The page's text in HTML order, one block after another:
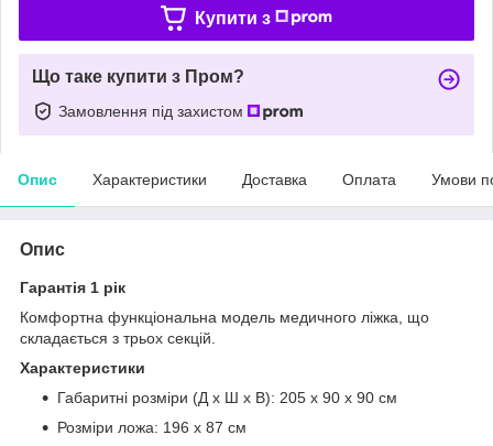
Купити з
Що таке купити з Пром?
Замовлення під захистом
Опис Характеристики Доставка Оплата Умови
Опис
Гарантія 1 рік
Комфортна функціональна модель медичного ліжка, що
складається з трьох секцій.
Характеристики
Габаритні розміри (Д х Ш х В): 205 х 90 х 90 см
Розміри ложа: 196 х 87 см